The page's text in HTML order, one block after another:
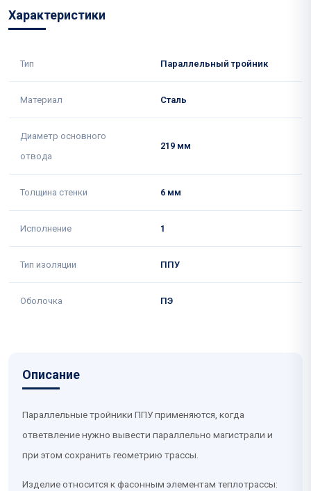
Характеристики
Тип Параллельный тройник
Материал Сталь
Диаметр основного
отвода
219 мм
Толщина стенки 6 мм
Исполнение 1
Тип изоляции ППУ
Оболочка ПЭ
Описание
Параллельные тройники ППУ применяются, когда
ответвление нужно вывести параллельно магистрали и
при этом сохранить геометрию трассы.
Изделие относится к фасонным элементам теплотрассы: